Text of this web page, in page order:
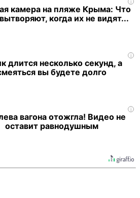
i
камера на пляже Крыма: Что
когда их не видят...
i
длится несколько секунд, а
вы будете долго
i
вагона отожгла! Видео не
оставит равнодушным